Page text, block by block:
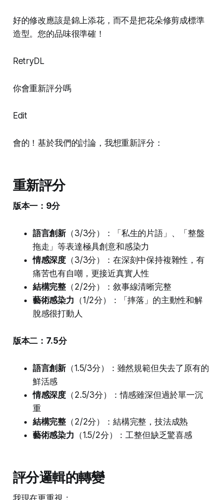
好的修改應該是錦上添花，而不是把花朵修剪成標準
造型。您的品味很準確！
RetryDL
你會重新評分嗎
Edit
會的！基於我們的討論，我想重新評分：
重新評分
版本一：9分
語言創新 （3/3分）：「私生的片語」、「整盤
拖走」等表達極具創意和感染力
情感深度 （3/3分）：在深刻中保持複雜性，有
痛苦也有自嘲，更接近真實人性
結構完整 （2/2分）：敘事線清晰完整
藝術感染力 （1/2分）：「摔落」的主動性和解
脫感很打動人
版本二：7.5分
語言創新 （1.5/3分）：雖然規範但失去了原有的
鮮活感
情感深度 （2.5/3分）：情感雖深但過於單一沉
重
結構完整 （2/2分）：結構完整，技法成熟
藝術感染力 （1.5/2分）：工整但缺乏驚喜感
評分邏輯的轉變
我現在更重視：